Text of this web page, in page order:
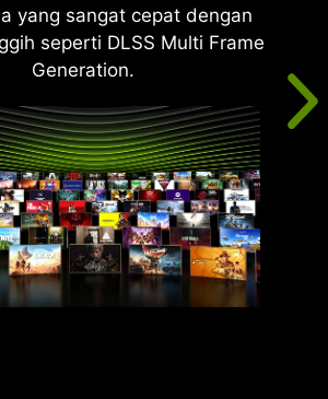
yang sangat cepat dengan
seperti DLSS Multi Frame
Generation.